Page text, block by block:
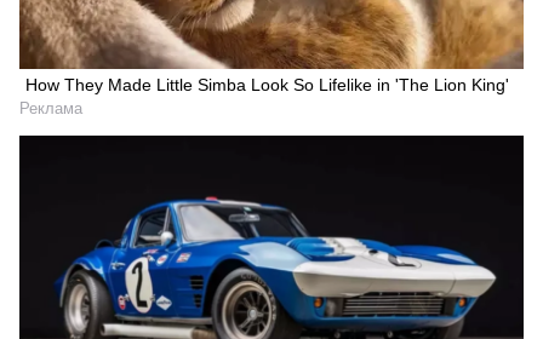
How They Made Little Simba Look So Lifelike in 'The Lion King'
Реклама